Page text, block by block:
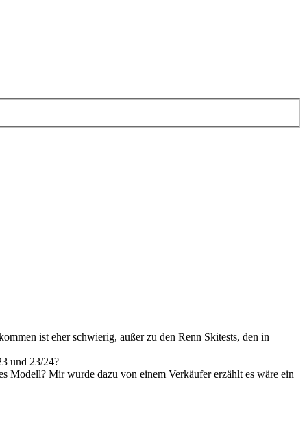
ist eher schwierig, außer zu den Renn Skitests, den in
und 23/24?
Modell? Mir wurde dazu von einem Verkäufer erzählt es wäre ein